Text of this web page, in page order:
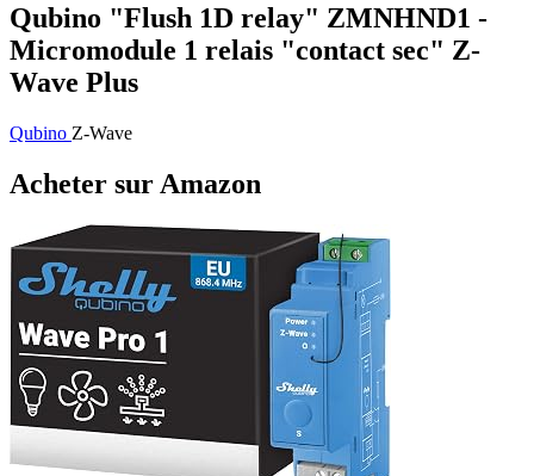
Qubino "Flush 1D relay" ZMNHND1 -
Micromodule 1 relais "contact sec" Z-
Wave Plus
Qubino Z-Wave
Acheter sur Amazon